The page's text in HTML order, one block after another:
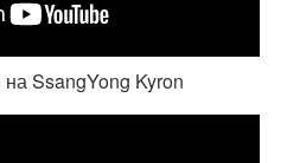
SsangYong Kyron